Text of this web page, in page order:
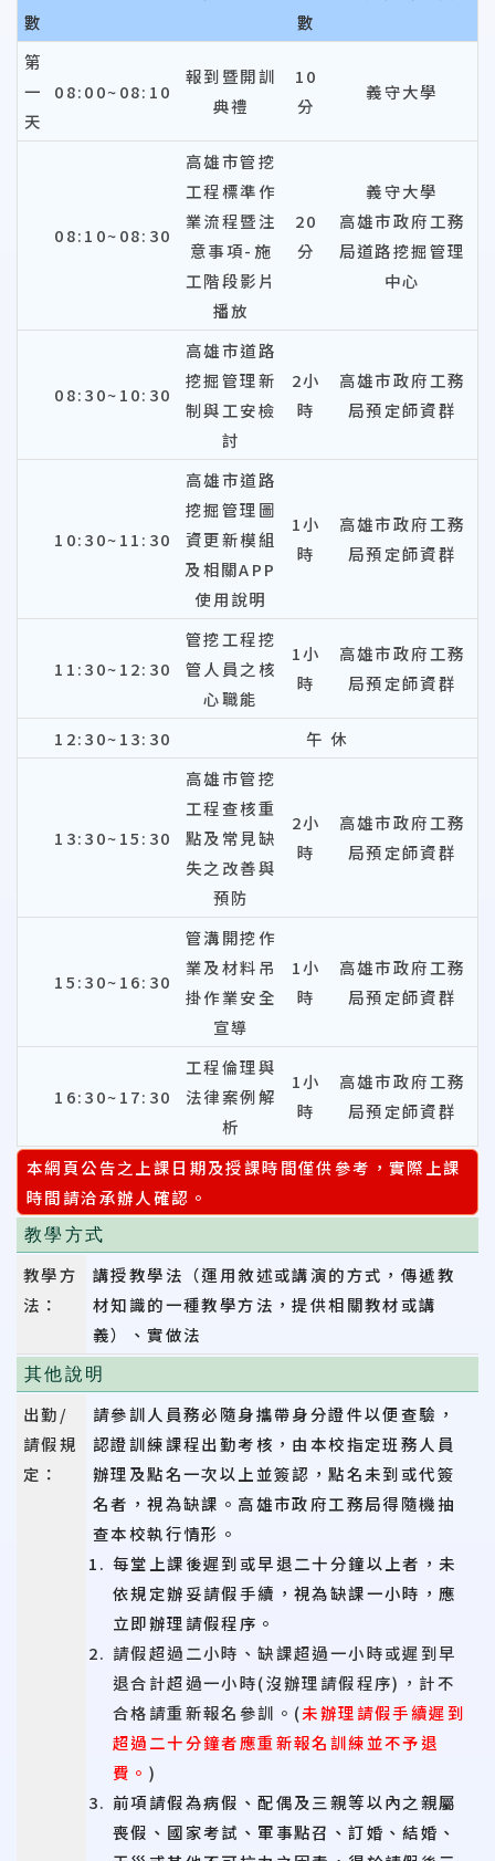
數
數
第
一
天
08:00~08:10
報到暨開訓
典禮
10
分
義守大學
08:10~08:30
高雄市管挖
工程標準作
業流程暨注
意事項-施
工階段影片
播放
20
分
義守大學
高雄市政府工務
局道路挖掘管理
中心
08:30~10:30
高雄市道路
挖掘管理新
制與工安檢
討
2小
時
高雄市政府工務
局預定師資群
10:30~11:30
高雄市道路
挖掘管理圖
資更新模組
及相關APP
使用說明
1小
時
高雄市政府工務
局預定師資群
11:30~12:30
管挖工程挖
管人員之核
心職能
1小
時
高雄市政府工務
局預定師資群
12:30~13:30 午 休
13:30~15:30
高雄市管挖
工程查核重
點及常見缺
失之改善與
預防
2小
時
高雄市政府工務
局預定師資群
15:30~16:30
管溝開挖作
業及材料吊
掛作業安全
宣導
1小
時
高雄市政府工務
局預定師資群
16:30~17:30
工程倫理與
法律案例解
析
1小
時
高雄市政府工務
局預定師資群
本網頁公告之上課日期及授課時間僅供參考，實際上課
時間請洽承辦人確認。
教學方式
教學方
法：
講授教學法（運用敘述或講演的方式，傳遞教
材知識的一種教學方法，提供相關教材或講
義）、實做法
其他說明
出勤/
請假規
定：
請參訓人員務必隨身攜帶身分證件以便查驗，
認證訓練課程出勤考核，由本校指定班務人員
辦理及點名一次以上並簽認，點名未到或代簽
名者，視為缺課。高雄市政府工務局得隨機抽
查本校執行情形。
每堂上課後遲到或早退二十分鐘以上者，未
依規定辦妥請假手續，視為缺課一小時，應
立即辦理請假程序。
請假超過二小時、缺課超過一小時或遲到早
退合計超過一小時(沒辦理請假程序)，計不
合格請重新報名參訓。(未辦理請假手續遲到
超過二十分鐘者應重新報名訓練並不予退
費。 )
前項請假為病假、配偶及三親等以內之親屬
喪假、國家考試、軍事點召、訂婚、結婚、